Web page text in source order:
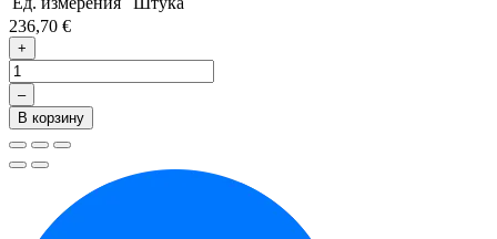
236,70 €
+
–
В корзину